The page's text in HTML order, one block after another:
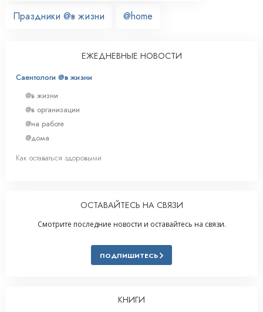
Праздники @в жизни @home
ЕЖЕДНЕВНЫЕ НОВОСТИ
Саентологи @в жизни
@в жизни
@в организации
@на работе
@дома
Как оставаться здоровыми
ОСТАВАЙТЕСЬ НА СВЯЗИ
Смотрите последние новости и оставайтесь на связи.
ПОДПИШИТЕСЬ
КНИГИ